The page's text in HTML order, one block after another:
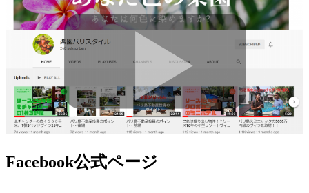
Facebook公式ページ